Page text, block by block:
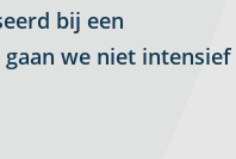
bij een
we niet intensief